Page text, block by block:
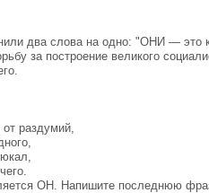
два слова на одно: "ОНИ — это
за построение великого
раздумий,
ОН. Напишите последнюю